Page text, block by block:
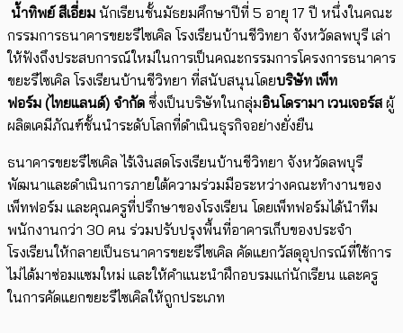
น้ำทิพย์ สีเอี่ยม นักเรียนชั้นมัธยมศึกษาปีที่ 5 อายุ 17 ปี หนึ่งในคณะ
กรรมการธนาคารขยะรีไซเคิล โรงเรียนบ้านชีวิทยา จังหวัดลพบุรี เล่า
ให้ฟังถึงประสบการณ์ใหม่ในการเป็นคณะกรรมการโครงการธนาคาร
ขยะรีไซเคิล โรงเรียนบ้านชีวิทยา ที่สนับสนุนโดยบริษัท เพ็ท
ฟอร์ม (ไทยแลนด์) จำกัด ซึ่งเป็นบริษัทในกลุ่มอินโดรามา เวนเจอร์ส ผู้
ผลิตเคมีภัณฑ์ชั้นนำระดับโลกที่ดำเนินธุรกิจอย่างยั่งยืน
ธนาคารขยะรีไซเคิล ไร้เงินสดโรงเรียนบ้านชีวิทยา จังหวัดลพบุรี
พัฒนาและดำเนินการภายใต้ความร่วมมือระหว่างคณะทำงานของ
เพ็ทฟอร์ม และคุณครูที่ปรึกษาของโรงเรียน โดยเพ็ทฟอร์มได้นำทีม
พนักงานกว่า 30 คน ร่วมปรับปรุงพื้นที่อาคารเก็บของประจำ
โรงเรียนให้กลายเป็นธนาคารขยะรีไซเคิล คัดแยกวัสดุอุปกรณ์ที่ใช้การ
ไม่ได้มาซ่อมแซมใหม่ และให้คำแนะนำฝึกอบรมแก่นักเรียน และครู
ในการคัดแยกขยะรีไซเคิลให้ถูกประเภท